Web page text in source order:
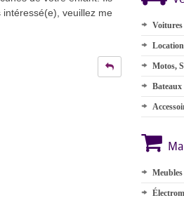
veuillez me
Voitures
Motos,
Bateaux